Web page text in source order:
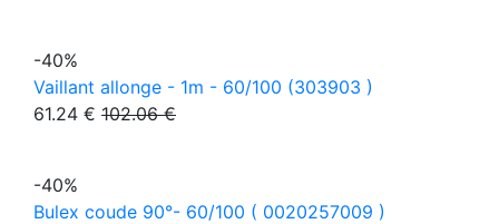
-40%
Vaillant allonge - 1m - 60/100 (303903 )
61.24 € 102.06 €
-40%
Bulex coude 90°- 60/100 ( 0020257009 )